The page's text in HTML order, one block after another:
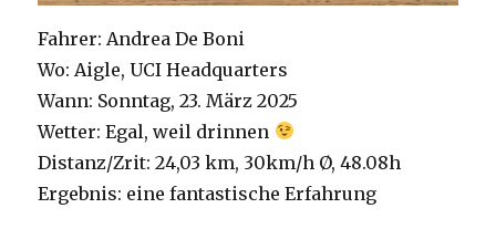
Fahrer: Andrea De Boni
Wo: Aigle, UCI Headquarters
Wann: Sonntag, 23. März 2025
Wetter: Egal, weil drinnen
Distanz/Zrit: 24,03 km, 30km/h Ø, 48.08h
Ergebnis: eine fantastische Erfahrung